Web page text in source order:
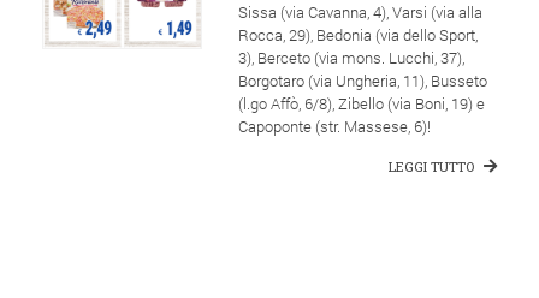
Sissa (via Cavanna, 4), Varsi (via alla
Rocca, 29), Bedonia (via dello Sport,
3), Berceto (via mons. Lucchi, 37),
Borgotaro (via Ungheria, 11), Busseto
(l.go Affò, 6/8), Zibello (via Boni, 19) e
Capoponte (str. Massese, 6)!
LEGGI TUTTO